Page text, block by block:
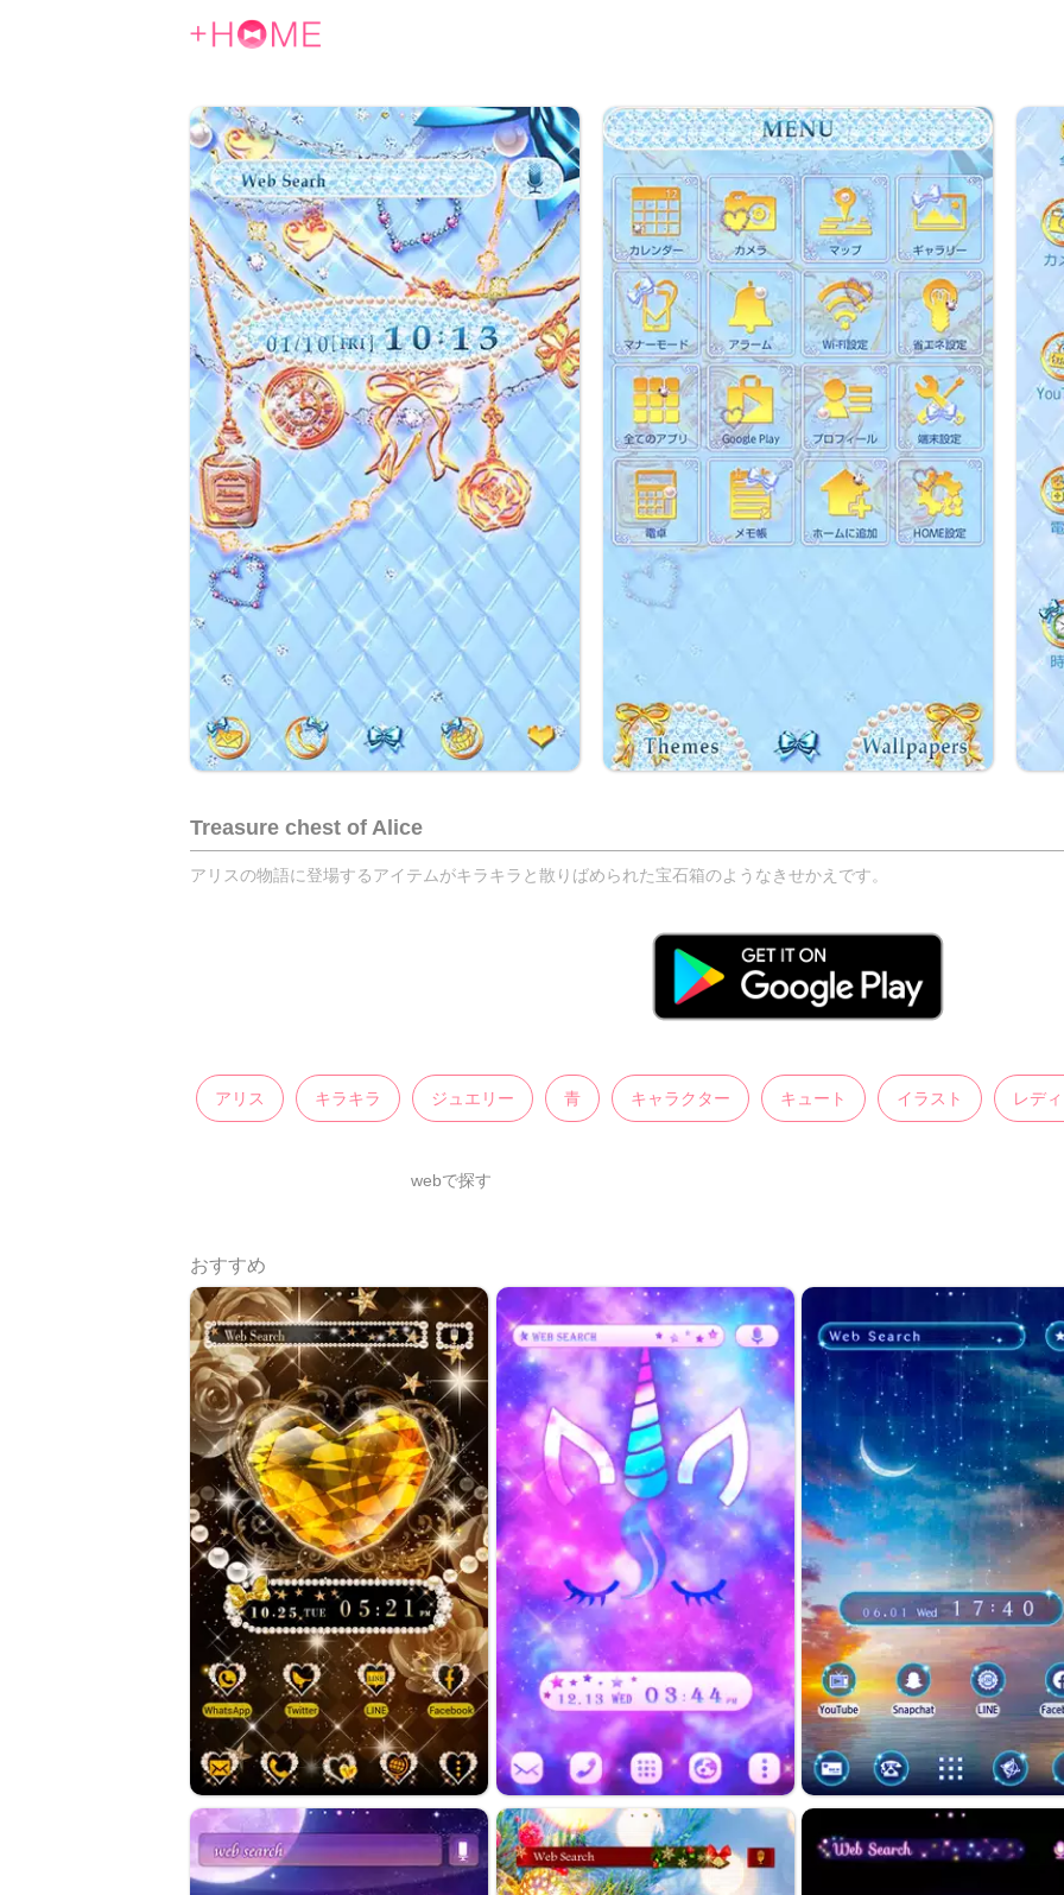
Treasure chest of Alice
アリスの物語に登場するアイテムがキラキラと散りばめられた宝石箱のようなきせかえです。
アリス キラキラ ジュエリー 青 キャラクター キュート イラスト レデ
webで探す
おすすめ